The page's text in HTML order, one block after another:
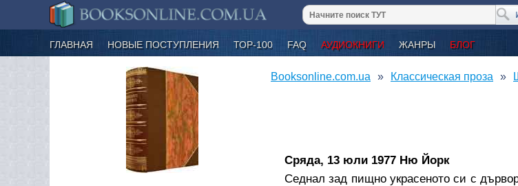
ГЛАВНАЯ НОВЫЕ ПОСТУПЛЕНИЯ ТОР-100 FAQ АУДИОКНИГИ ЖАНРЫ БЛОГ
Booksonline.com.ua Классическая проза
Сряда, 13 юли 1977 Ню Йорк
Седнал зад пищно украсеното си с